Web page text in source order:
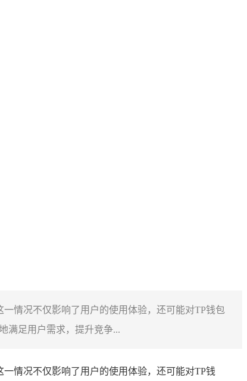
情况不仅影响了用户的使用体验，还可能对TP钱包
满足用户需求，提升竞争...
情况不仅影响了用户的使用体验，还可能对TP钱